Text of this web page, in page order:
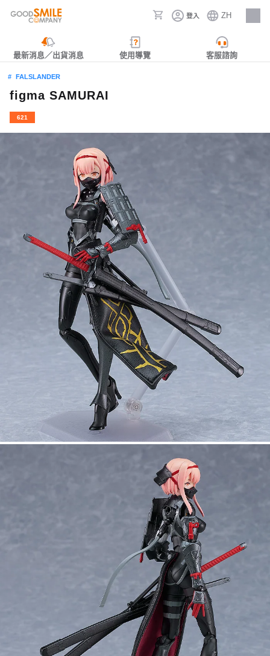
登入 ZH
人才招募
最新消息／出貨消息 使用導覽 客服諮詢
FALSLANDER
figma SAMURAI
621